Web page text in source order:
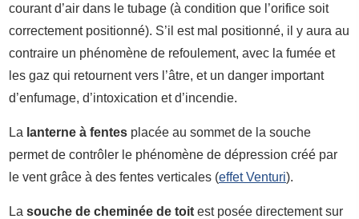
courant d’air dans le tubage (à condition que l’orifice soit
correctement positionné). S’il est mal positionné, il y aura au
contraire un phénomène de refoulement, avec la fumée et
les gaz qui retournent vers l’âtre, et un danger important
d’enfumage, d’intoxication et d’incendie.
La lanterne à fentes placée au sommet de la souche
permet de contrôler le phénomène de dépression créé par
le vent grâce à des fentes verticales (effet Venturi).
La souche de cheminée de toit est posée directement sur